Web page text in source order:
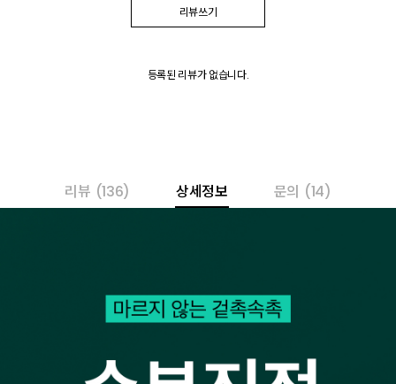
리뷰쓰기
등록된 리뷰가 없습니다.
리뷰 (136) 상세정보 문의 (14)